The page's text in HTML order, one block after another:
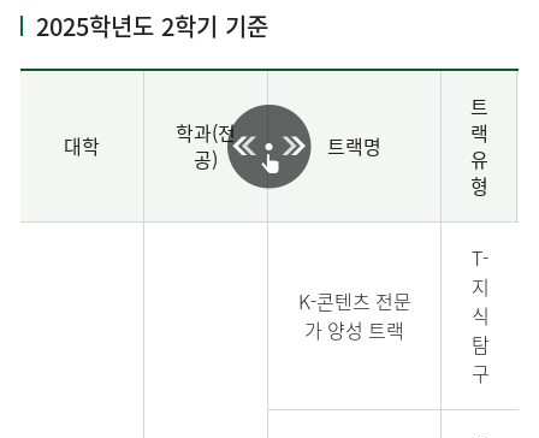
2025학년도 2학기 기준
대학
학과(전
공)
트랙명
트
랙
유
형
K-콘텐츠 전문
가 양성 트랙
T-
지
식
탐
구